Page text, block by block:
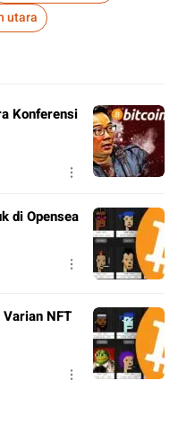
utara
Konferensi
di Opensea
NFT